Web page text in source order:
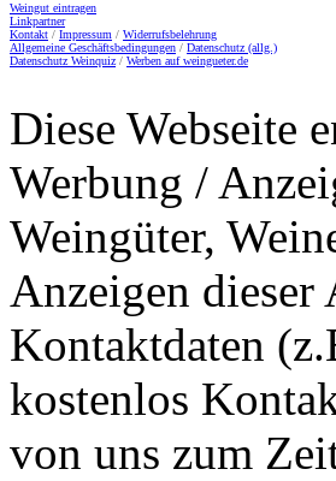
Weingut eintragen
Linkpartner
Kontakt / Impressum / Widerrufsbelehrung
Allgemeine Geschäftsbedingungen / Datenschutz (allg.)
Datenschutz Weinquiz / Werben auf weingueter.de
Diese Webseite
Werbung /
Weingüter,
Anzeigen dieser
Kontaktdaten
kostenlos
von uns zum